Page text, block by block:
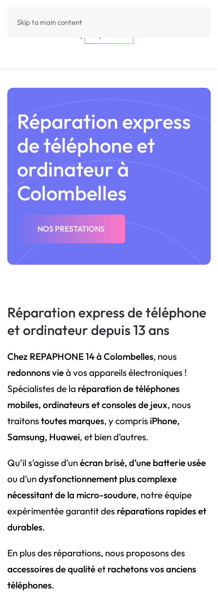
Skip to main content
Réparation express
de téléphone et
ordinateur à
Colombelles
NOS PRESTATIONS
Réparation express de téléphone
et ordinateur depuis 13 ans
Chez REPAPHONE 14 à Colombelles, nous
redonnons vieà vos appareils électroniques !
Spécialistes de la réparation de téléphones
mobiles, ordinateurs et consoles de jeux, nous
traitonstoutes marques, y compris iPhone,
Samsung, Huawei, et bien d’autres.
Qu’il s’agisse d’unécran brisé, d’une batterie usée
ou d’undysfonctionnement plus complexe
nécessitant de la micro-soudure, notre équipe
expérimentée garantit des réparations rapides et
durables.
En plus des réparations, nous proposons des
accessoires de qualitéet rachetons vos anciens
téléphones.